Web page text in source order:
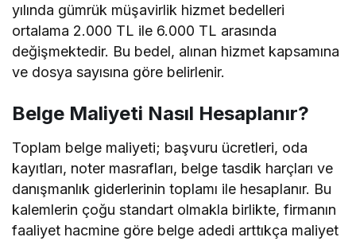
yılında gümrük müşavirlik hizmet bedelleri
ortalama 2.000 TL ile 6.000 TL arasında
değişmektedir. Bu bedel, alınan hizmet kapsamına
ve dosya sayısına göre belirlenir.
Belge Maliyeti Nasıl Hesaplanır?
Toplam belge maliyeti; başvuru ücretleri, oda
kayıtları, noter masrafları, belge tasdik harçları ve
danışmanlık giderlerinin toplamı ile hesaplanır. Bu
kalemlerin çoğu standart olmakla birlikte, firmanın
faaliyet hacmine göre belge adedi arttıkça maliyet